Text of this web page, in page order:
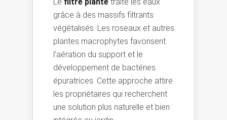
grâce à des massifs filtrants
végétalisés. Les roseaux et autres
plantes macrophytes favorisent
l’aération du support et le
développement de bactéries
épuratrices. Cette approche attire
les propriétaires qui recherchent
une solution plus naturelle et bien